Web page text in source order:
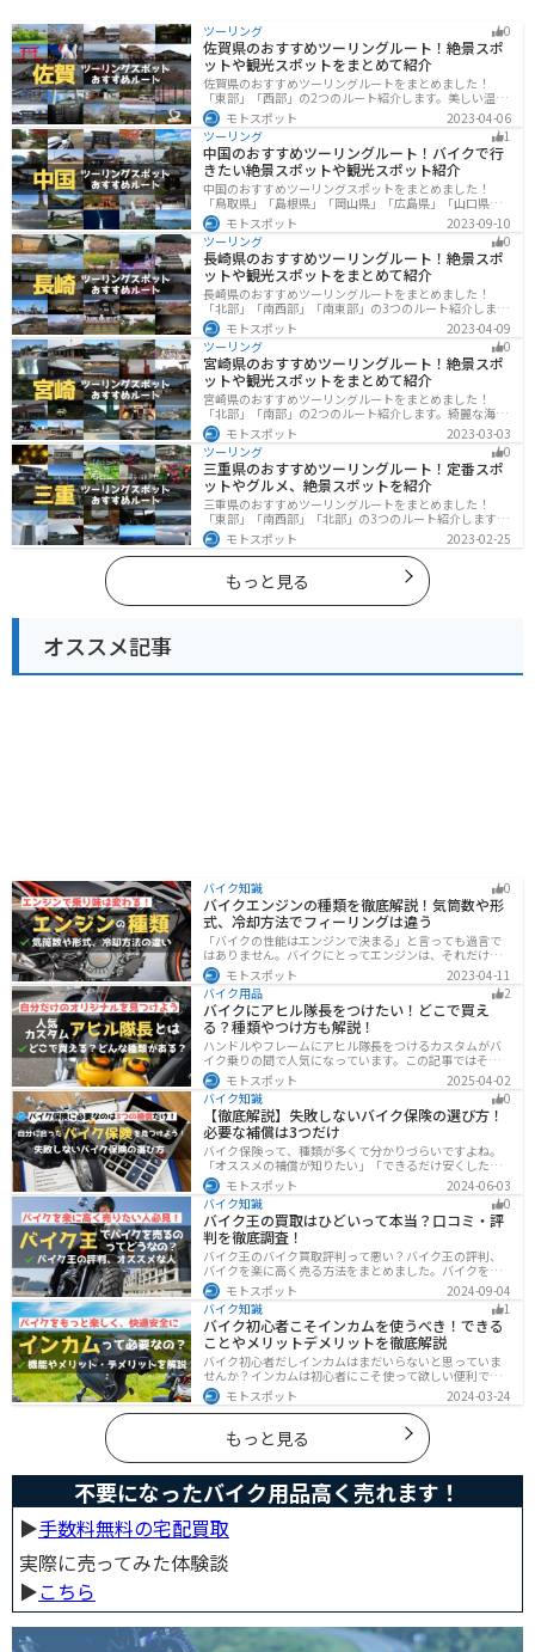
ツーリング 0
佐賀県のおすすめツーリングルート！絶景スポ
ットや観光スポットをまとめて紹介
佐賀県のおすすめツーリングルートをまとめました！
「東部」「西部」の2つのルート紹介します。美しい温泉
地や古墳群、歴史ある城や神社仏閣など、バイクツーリ
ングに適したスポットが多数存在し、様々な楽しみ方が
できます。バイクで佐賀県にツーリングに行く際は参考
にしてください。
モトスポット
2023-04-06
ツーリング
1
中国のおすすめツーリングルート！バイクで行
きたい絶景スポットや観光スポット紹介
中国のおすすめツーリングスポットをまとめました！
「鳥取県」「島根県」「岡山県」「広島県」「山口県」
の各県の観光地紹介します。自然豊かな山々や湖、温泉
地が点在し、四季折々の景色を楽しめるスポットが多数
あります。バイクで中国にツーリングに行く際は参考に
してください。
モトスポット
2023-09-10
ツーリング
0
長崎県のおすすめツーリングルート！絶景スポ
ットや観光スポットをまとめて紹介
長崎県のおすすめツーリングルートをまとめました！
「北部」「南西部」「南東部」の3つのルート紹介しま
す。国際色豊かな街並みや世界遺産、絶景ポイントが数
多く存在し、様々な楽しみ方ができます。バイクで長崎
県にツーリングに行く際は参考にしてください。
モトスポット
2023-04-09
ツーリング
0
宮崎県のおすすめツーリングルート！絶景スポ
ットや観光スポットをまとめて紹介
宮崎県のおすすめツーリングルートをまとめました！
「北部」「南部」の2つのルート紹介します。綺麗な海岸
線が特徴的な海・自然豊かな山・趣のある神社を満喫す
るツーリングができます。バイクで宮崎県にツーリング
に行く際は参考にしてください。
モトスポット
2023-03-03
ツーリング
0
三重県のおすすめツーリングルート！定番スポ
ットやグルメ、絶景スポットを紹介
三重県のおすすめツーリングルートをまとめました！
「東部」「南西部」「北部」の3つのルート紹介します。
標高の高いスカイラインからリアス式海岸まであるの
で、飽きることなくツーリングを堪能できます。バイク
で三重県にツーリングに行く際は参考にしてください。
モトスポット 2023-02-25
もっと見る
オススメ記事
バイク知識 0
バイクエンジンの種類を徹底解説！気筒数や形
式、冷却方法でフィーリングは違う
「バイクの性能はエンジンで決まる」と言っても過言で
はありません。バイクにとってエンジンは、それだけ重
要なパーツなんです。エンジンの種類と特徴を知れば、
あなたもワンランク上のバイク選びができるようになり
ます！
モトスポット
2023-04-11
バイク用品
2
バイクにアヒル隊長をつけたい！どこで買え
る？種類やつけ方も解説！
ハンドルやフレームにアヒル隊長をつけるカスタムがバ
イク乗りの間で人気になっています。この記事ではそん
なアヒル隊長について、どこで買えるのかどんな種類が
あるのか、バイクに付ける際の注意点などまとめまし
た。アヒル隊長でオリジナルカスタムをしたい人は参考
にしてください。
モトスポット
2025-04-02
バイク知識
0
【徹底解説】失敗しないバイク保険の選び方！
必要な補償は3つだけ
バイク保険って、種類が多くて分かりづらいですよね。
「オススメの補償が知りたい」「できるだけ安くした
い」「自分に合った保険を知りたい」こういったことで
悩んでいる方向けに、バイク保険の選び方・つけるべき
補償について解説します。
モトスポット
2024-06-03
バイク知識
0
バイク王の買取はひどいって本当？口コミ・評
判を徹底調査！
バイク王のバイク買取評判って悪い？バイク王の評判、
バイクを楽に高く売る方法をまとめました。バイクを売
却しようと考えている方は、是非参考にしてください。
モトスポット
2024-09-04
バイク知識
1
バイク初心者こそインカムを使うべき！できる
ことやメリットデメリットを徹底解説
バイク初心者だしインカムはまだいらないと思っていま
せんか？インカムは初心者にこそ使って欲しい便利で安
全に運転するための機器です。インカムでできることや
メリットデメリットなどまとめましたので、気になって
いる人はぜひ参考にしてください。
モトスポット 2024-03-24
もっと見る
不要になったバイク用品高く売れます！
▶︎手数料無料の宅配買取
実際に売ってみた体験談
▶︎こちら